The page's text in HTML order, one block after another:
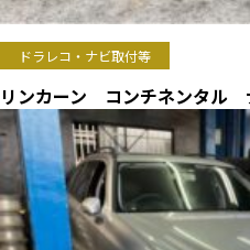
ドラレコ・ナビ取付等
リンカーン コンチネンタ